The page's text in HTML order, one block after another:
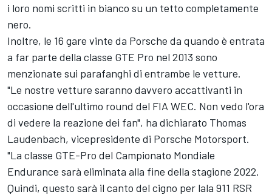
i loro nomi scritti in bianco su un tetto completamente
nero.
Inoltre, le 16 gare vinte da Porsche da quando è entrata
a far parte della classe GTE Pro nel 2013 sono
menzionate sui parafanghi di entrambe le vetture.
"Le nostre vetture saranno davvero accattivanti in
occasione dell'ultimo round del FIA WEC. Non vedo l'ora
di vedere la reazione dei fan", ha dichiarato Thomas
Laudenbach, vicepresidente di Porsche Motorsport.
"La classe GTE-Pro del Campionato Mondiale
Endurance sarà eliminata alla fine della stagione 2022.
Quindi, questo sarà il canto del cigno per lala 911 RSR